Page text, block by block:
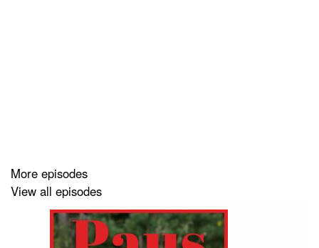
More episodes
View all episodes